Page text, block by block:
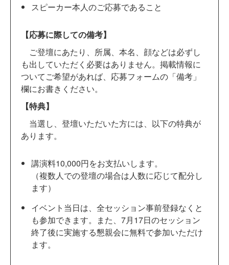
スピーカー本人のご応募であること
【応募に際しての備考】
ご登壇にあたり、所属、本名、顔などは必ずし
も出していただく必要はありません。掲載情報に
ついてご希望があれば、応募フォームの「備考」
欄にお書きください。
【特典】
当選し、登壇いただいた方には、以下の特典が
あります。
講演料10,000円をお支払いします。
（複数人での登壇の場合は人数に応じて配分し
ます）
イベント当日は、全セッション事前登録なくと
も参加できます。また、7月17日のセッション
終了後に実施する懇親会に無料で参加いただけ
ます。